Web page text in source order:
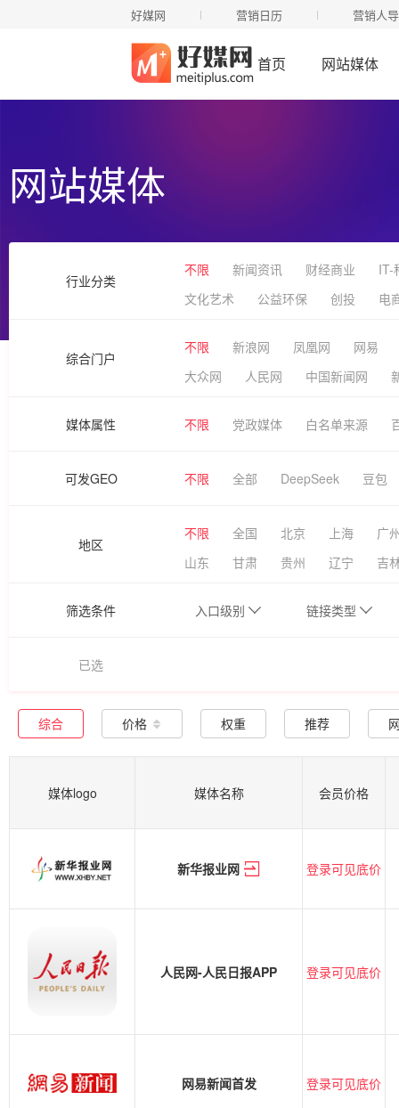
好媒网 营销日历 营销人
首页 网站媒体
网站媒体
行业分类
不限 新闻资讯 财经商业
IT-
文化艺术
公益环保 创投 电
综合门户
不限 新浪网 凤凰网
网易
大众网
人民网 中国新闻网
媒体属性 不限 党政媒体 白名单来源
可发GEO 不限 全部 DeepSeek 豆包
地区
不限 全国 北京 上海
广
山东
甘肃 贵州 辽宁 吉
筛选条件 入口级别 链接类型
已选
综合 价格 权重 推荐
媒体logo 媒体名称 会员价格
新华报业网 登录可见底价
人民网-人民日报APP 登录可见底价
网易新闻首发 登录可见底价